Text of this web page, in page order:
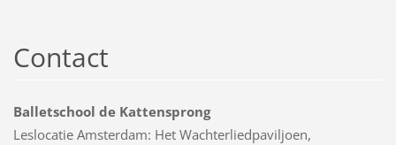
Contact
Balletschool de Kattensprong
Leslocatie Amsterdam: Het Wachterliedpaviljoen,